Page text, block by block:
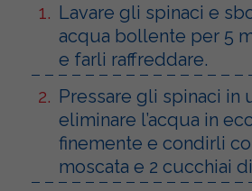
Lavare gli spinaci e
acqua bollente per 5
e farli raffreddare.
Pressare gli spinaci in
eliminare l’acqua in
finemente e condirli
moscata e 2 cucchiai